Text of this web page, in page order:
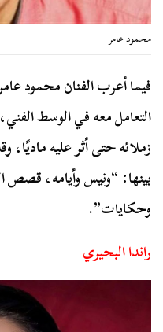
محمود عامر
فيما أعرب الفنان محمود
التعامل معه في الوسط
زملائه حتى أثر عليه
بينها: “ونيس وأيامه، قصص
وحكايات”.
راندا البحيري